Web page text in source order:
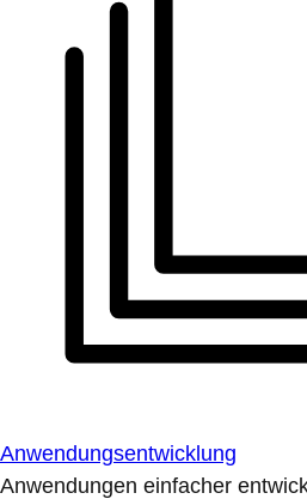
Anwendungsentwicklung
Anwendungen einfacher